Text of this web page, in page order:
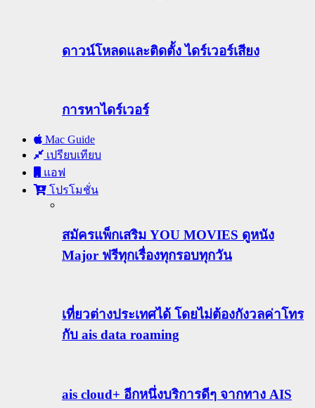
ดาวน์โหลดและติดตั้ง ไดร์เวอร์เสียง
การหาไดร์เวอร์
Mac Guide
เปรียบเทียบ
แอฟ
โปรโมชั่น
สมัครแพ็กเสริม YOU MOVIES ดูหนัง
Major ฟรีทุกเรื่องทุกรอบทุกวัน
เที่ยวต่างประเทศได้ โดยไม่ต้องกังวลค่าโทร
กับ ais data roaming
ais cloud+ อีกหนึ่งบริการดีๆ จากทาง AIS